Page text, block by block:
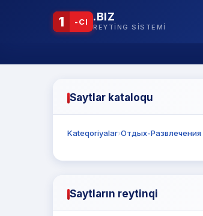
1 -CI .BIZ
REYTING SISTEMI
Saytlar kataloqu
Kateqoriyalar›Отдых-Развлечения
Saytların reytinqi